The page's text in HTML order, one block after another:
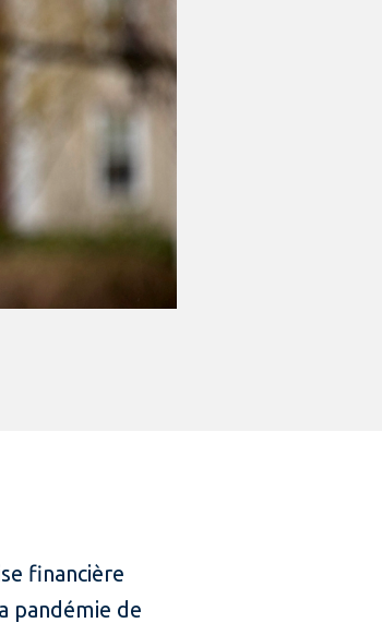
financière
pandémie de